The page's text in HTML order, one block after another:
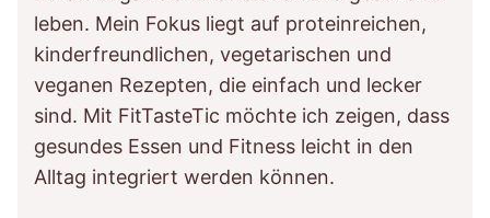
leben. Mein Fokus liegt auf proteinreichen,
kinderfreundlichen, vegetarischen und
veganen Rezepten, die einfach und lecker
sind. Mit FitTasteTic möchte ich zeigen, dass
gesundes Essen und Fitness leicht in den
Alltag integriert werden können.